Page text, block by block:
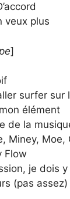
veux plus
]
surfer sur
élément
de la
Miney, Moe,
Flow
je dois y
(pas assez)